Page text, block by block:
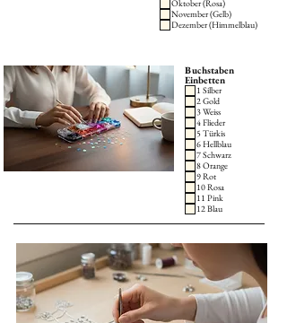
Oktober (Rosa)
November (Gelb)
Dezember (Himmelblau)
Buchstaben
Einbetten
1 Silber
2 Gold
3 Weiss
4 Flieder
5 Türkis
6 Hellblau
7 Schwarz
8 Orange
9 Rot
10 Rosa
11 Pink
12 Blau